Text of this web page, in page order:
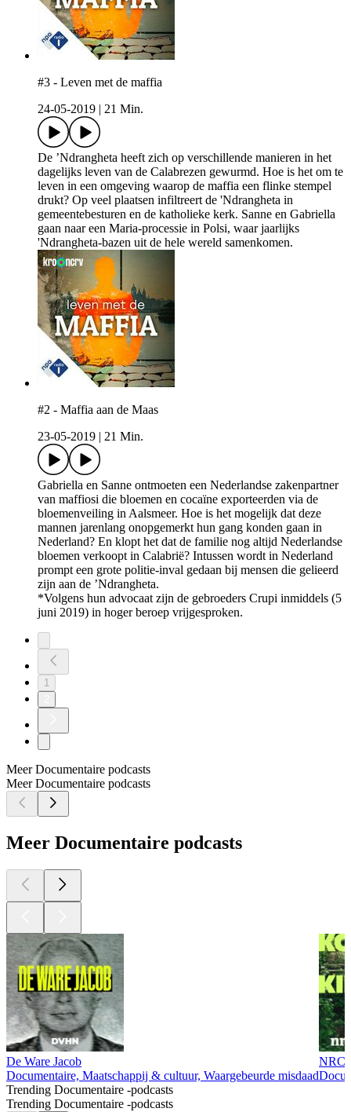
#3 - Leven met de maffia
24-05-2019
21 Min.
De ’Ndrangheta heeft zich op verschillende manieren in het
dagelijks leven van de Calabrezen gewurmd. Hoe is het om te
leven in een omgeving waarop de maffia een flinke stempel
drukt? Op veel plaatsen infiltreert de 'Ndrangheta in
gemeentebesturen en de katholieke kerk. Sanne en Gabriella
gaan naar een Maria-processie in Polsi, waar jaarlijks
'Ndrangheta-bazen uit de hele wereld samenkomen.
#2 - Maffia aan de Maas
23-05-2019
21 Min.
Gabriella en Sanne ontmoeten een Nederlandse zakenpartner
van maffiosi die bloemen en cocaïne exporteerden via de
bloemenveiling in Aalsmeer. Hoe is het mogelijk dat deze
mannen jarenlang onopgemerkt hun gang konden gaan in
Nederland? En klopt het dat de familie nog altijd Nederlandse
bloemen verkoopt in Calabrië? Intussen wordt in Nederland
prompt een grote politie-inval gedaan bij mensen die gelieerd
zijn aan de ’Ndrangheta.
*Volgens hun advocaat zijn de gebroeders Crupi inmiddels (5
juni 2019) in hoger beroep vrijgesproken.
1
Meer Documentaire podcasts
Meer Documentaire podcasts
Meer Documentaire podcasts
De Ware Jacob
Documentaire, Maatschappij & cultuur, Waargebeurde misdaad
NRC
Trending Documentaire -podcasts
Trending Documentaire -podcasts